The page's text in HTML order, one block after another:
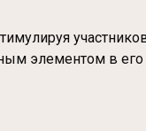
элементом в